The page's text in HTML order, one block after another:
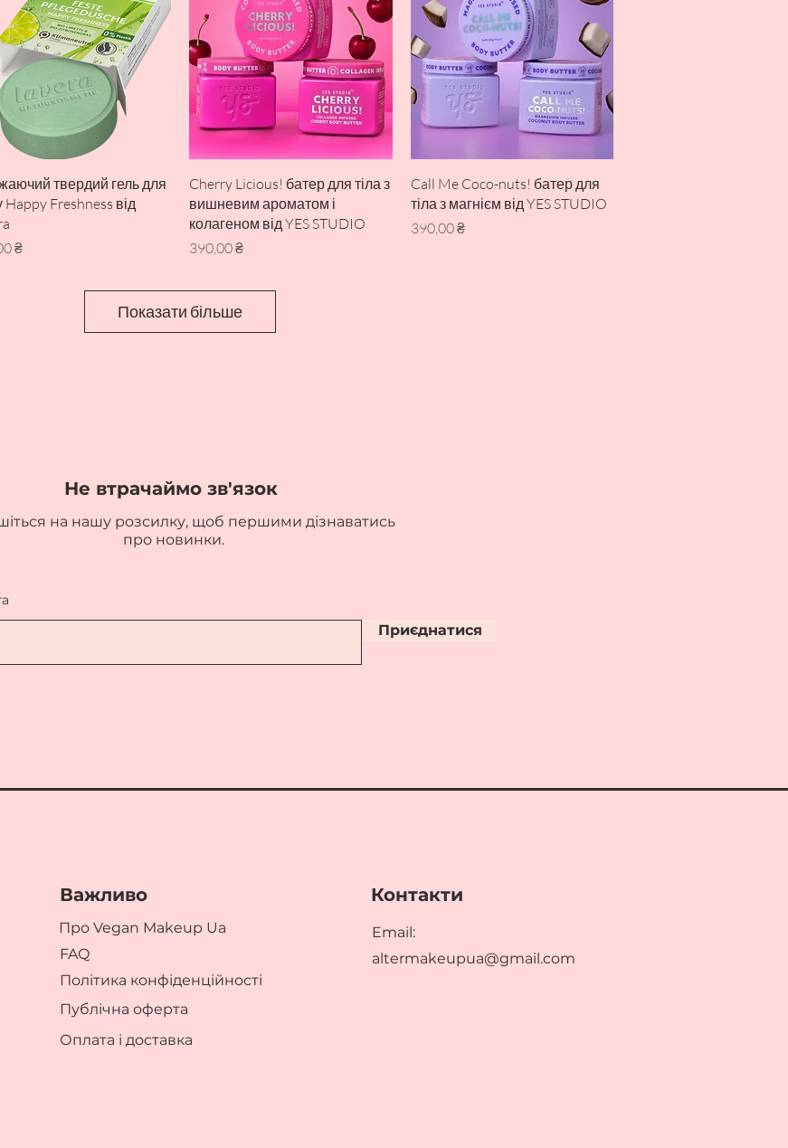
Швидкий перегляд
твердий гель для
Freshness від
₴
Швидкий перегляд
Cherry Licious! батер для тіла з
вишневим ароматом і
колагеном від YES STUDIO
Ціна
390,00 ₴
Швидкий перегляд
Call Me Coco-nuts! батер для
тіла з магнієм від YES STUDIO
Ціна
390,00 ₴
Показати більше
Не втрачаймо зв'язок
на нашу розсилку, щоб першими дізнаватись
про новинки.
Приєднатися
Важливо
Про Vegan Makeup Ua
FAQ
Публічна оферта
Політика конфіденційності
Оплата і доставка
Контакти
Email:
altermakeupua@gmail.com